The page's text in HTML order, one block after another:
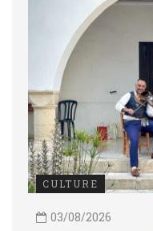
CULTURE
03/08/2026